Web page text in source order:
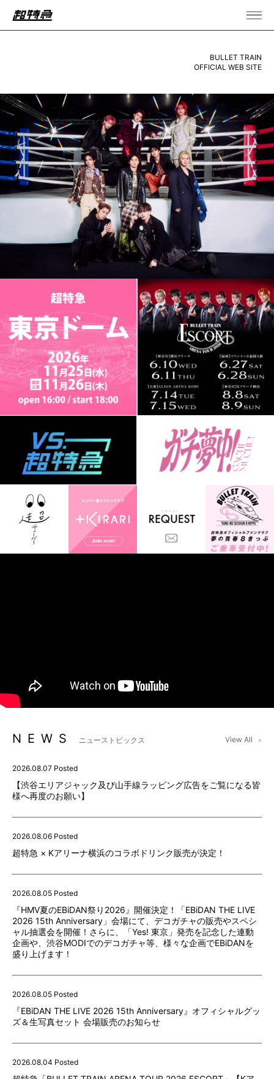
BULLET TRAIN
OFFICIAL WEB SITE
NEWS ニューストピックス View All
2026.08.07 Posted
【渋谷エリアジャック及び山手線ラッピング広告をご覧になる皆
様へ再度のお願い】
2026.08.06 Posted
超特急 × Kアリーナ横浜のコラボドリンク販売が決定！
2026.08.05 Posted
『HMV夏のEBiDAN祭り2026』開催決定！「EBiDAN THE LIVE
2026 15th Anniversary」会場にて、デコガチャの販売やスペシ
ャル抽選会を開催！さらに、「Yes! 東京」発売を記念した連動
企画や、渋谷MODIでのデコガチャ等、様々な企画でEBiDANを
盛り上げます！
2026.08.05 Posted
『EBiDAN THE LIVE 2026 15th Anniversary』オフィシャルグッ
ズ＆生写真セット 会場販売のお知らせ
2026.08.04 Posted